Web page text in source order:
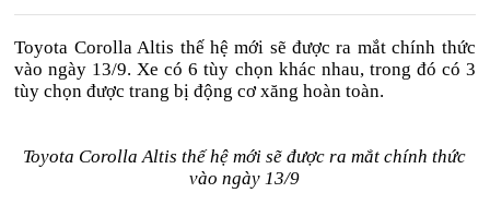
Toyota Corolla Altis thế hệ mới sẽ được ra mắt chính thức
vào ngày 13/9. Xe có 6 tùy chọn khác nhau, trong đó có 3
tùy chọn được trang bị động cơ xăng hoàn toàn.
Toyota Corolla Altis thế hệ mới sẽ được ra mắt chính thức
vào ngày 13/9